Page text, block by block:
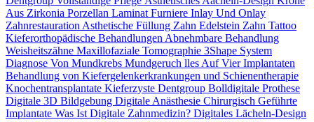
Aus Zirkonia Porzellan Laminat Furniere Inlay Und Onlay
Zahnrestauration Asthetische Füllung Zahn Edelstein Zahn Tattoo
Kieferorthopädische Behandlungen Abnehmbare Behandlung
Weisheitszähne Maxillofaziale Tomographie 3Shape System
Diagnose Von Mundkrebs Mundgeruch lles Auf Vier Implantaten
Behandlung von Kiefergelenkerkrankungen und Schienentherapie
Knochentransplantate Kieferzyste Dentgroup Bolldigitale Prothese
Digitale 3D Bildgebung Digitale Anästhesie Chirurgisch Geführte
Implantate Was Ist Digitale Zahnmedizin? Digitales Lächeln-Design